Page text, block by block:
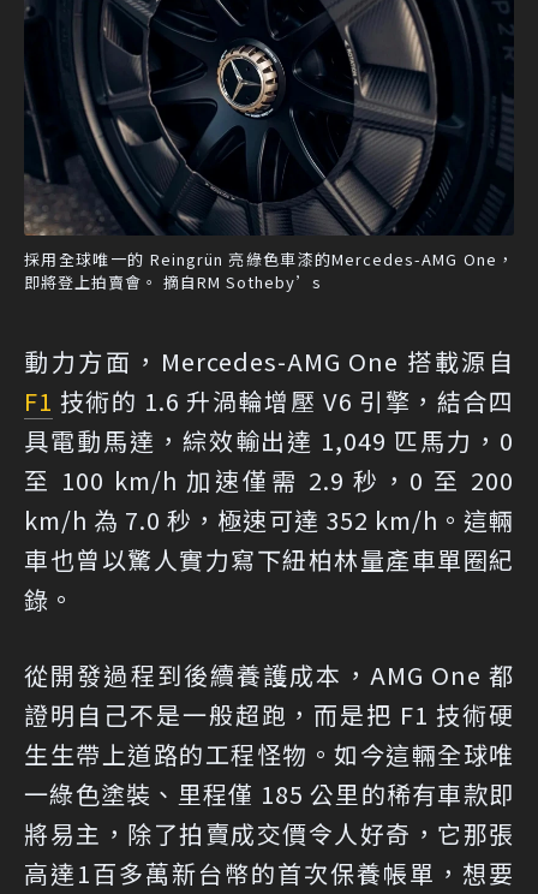
採用全球唯一的 Reingrün 亮綠色車漆的Mercedes-AMG One，
即將登上拍賣會。 摘自RM Sotheby’s
動力方面，Mercedes-AMG One 搭載源自
F1 技術的 1.6 升渦輪增壓 V6 引擎，結合四
具電動馬達，綜效輸出達 1,049 匹馬力，0
至 100 km/h 加速僅需 2.9 秒，0 至 200
km/h 為 7.0 秒，極速可達 352 km/h。這輛
車也曾以驚人實力寫下紐柏林量產車單圈紀
錄。
從開發過程到後續養護成本，AMG One 都
證明自己不是一般超跑，而是把 F1 技術硬
生生帶上道路的工程怪物。如今這輛全球唯
一綠色塗裝、里程僅 185 公里的稀有車款即
將易主，除了拍賣成交價令人好奇，它那張
高達1百多萬新台幣的首次保養帳單，想要